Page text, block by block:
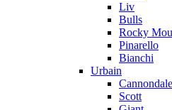
Liv
Bulls
Rocky
Pinarello
Bianchi
Urbain
Cannondale
Scott